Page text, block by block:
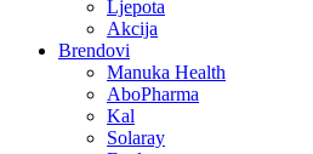
Ljepota
Akcija
Brendovi
Manuka Health
AboPharma
Kal
Solaray